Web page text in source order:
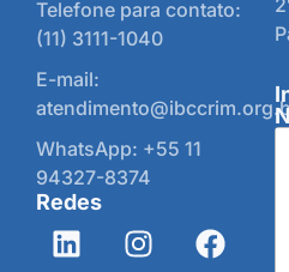
Telefone para contato:
(11) 3111-1040
E-mail:
WhatsApp: +55 11
94327-8374
Redes